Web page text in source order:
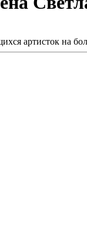
артисток на